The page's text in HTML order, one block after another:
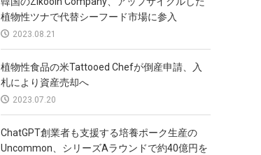
植物性ツナで代替シーフード市場に参入
2023.08.21
植物性食品の米Tattooed Chefが倒産申請、入
札により資産売却へ
2023.07.20
ChatGPT創業者も支援する培養ポーク生産の
Uncommon、シリーズAラウンドで約40億円を